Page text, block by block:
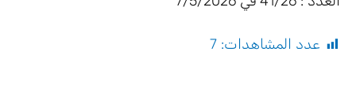
عدد المشاهدات: 7